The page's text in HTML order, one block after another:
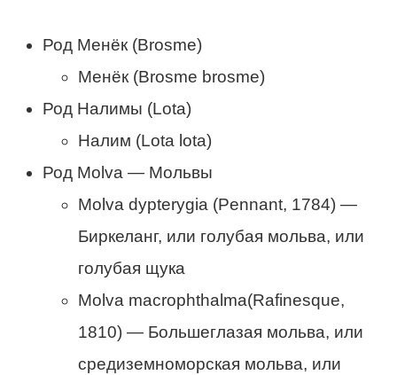
Род Менёк (Brosme)
Менёк (Brosme brosme)
Род Налимы (Lota)
Налим (Lota lota)
Род Molva — Мольвы
Molva dypterygia (Pennant, 1784) —
Биркеланг, или голубая мольва, или
голубая щука
Molva macrophthalma(Rafinesque,
1810) — Большеглазая мольва, или
средиземноморская мольва, или